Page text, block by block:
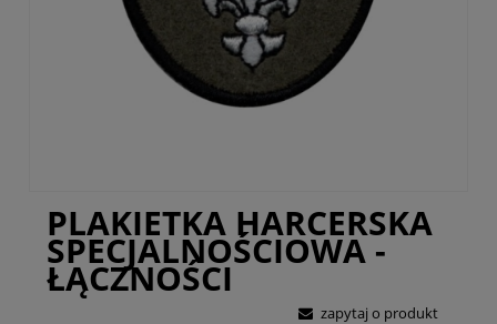
PLAKIETKA HARCERSKA
SPECJALNOŚCIOWA -
ŁĄCZNOŚCI
zapytaj o produkt